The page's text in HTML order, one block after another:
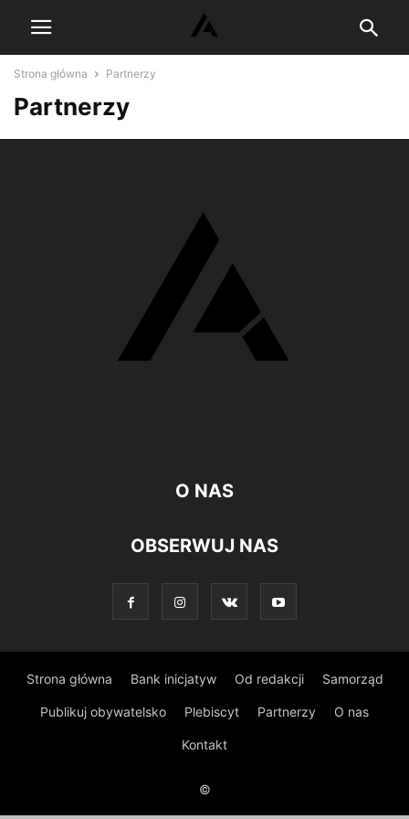
Strona główna Partnerzy
Partnerzy
O NAS
OBSERWUJ NAS
Strona główna Bank inicjatyw Od redakcji Samorząd
Publikuj obywatelsko Plebiscyt Partnerzy O nas
Kontakt
©